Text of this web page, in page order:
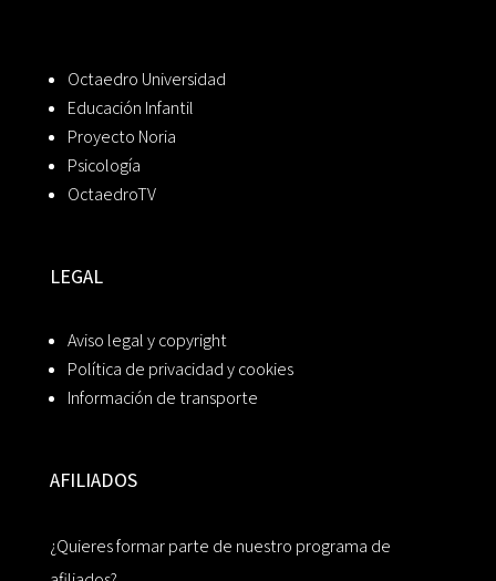
Octaedro Universidad
Educación Infantil
Proyecto Noria
Psicología
OctaedroTV
LEGAL
Aviso legal y copyright
Política de privacidad y cookies
Información de transporte
AFILIADOS
¿Quieres formar parte de nuestro programa de